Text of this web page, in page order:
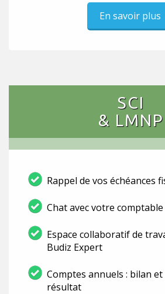
En savoir plus
SCI
& LMNP
Rappel de vos échéances
Chat avec votre comptable
Espace collaboratif de
Budiz Expert
Comptes annuels : bilan
résultat